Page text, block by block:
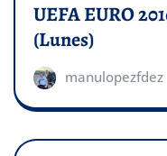
UEFA EURO
(Lunes)
manulopezfdez